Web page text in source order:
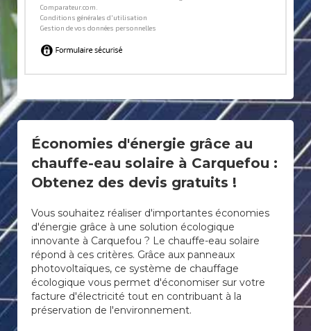
Économies d'énergie grâce au
chauffe-eau solaire à Carquefou :
Obtenez des devis gratuits !
Vous souhaitez réaliser d'importantes économies
d'énergie grâce à une solution écologique
innovante à Carquefou ? Le chauffe-eau solaire
répond à ces critères. Grâce aux panneaux
photovoltaïques, ce système de chauffage
écologique vous permet d'économiser sur votre
facture d'électricité tout en contribuant à la
préservation de l'environnement.